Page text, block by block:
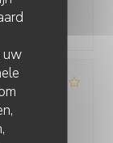
uw
/ Prijs